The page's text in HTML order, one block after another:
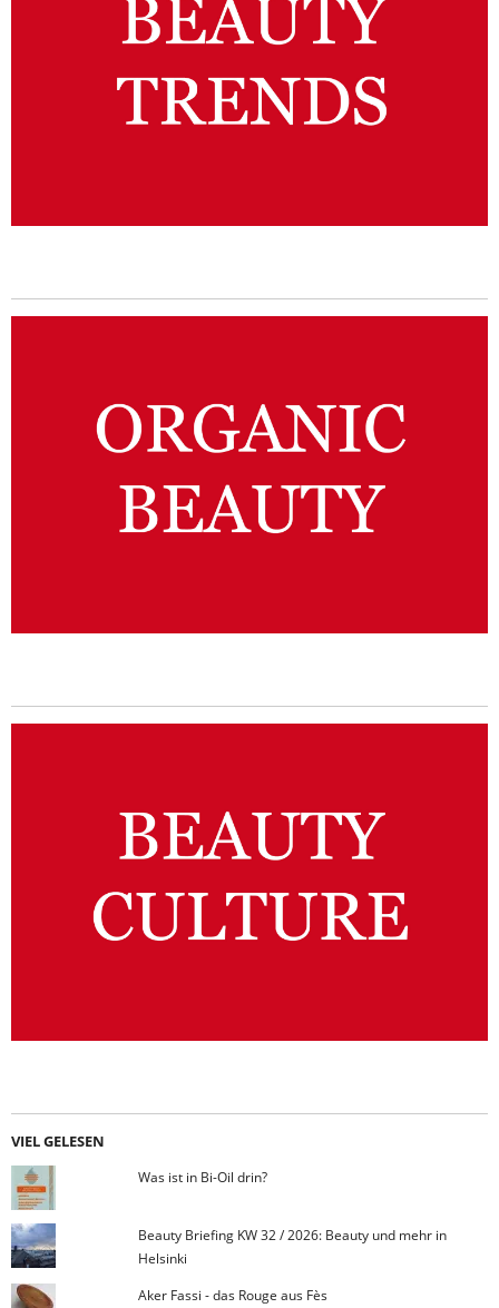
VIEL GELESEN
Was ist in Bi-Oil drin?
Beauty Briefing KW 32 / 2026: Beauty und mehr in
Helsinki
Aker Fassi - das Rouge aus Fès